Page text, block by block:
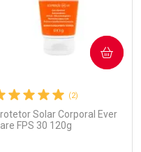
(2)
Solar Corporal Ever
FPS 30 120g
COMPRAR